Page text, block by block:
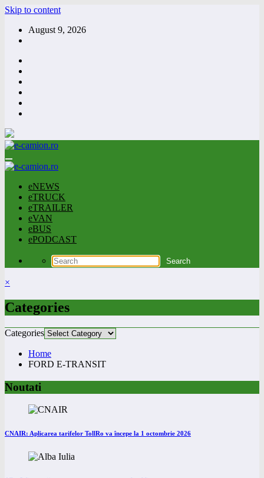
Skip to content
August 9, 2026
eNEWS
eTRUCK
eTRAILER
eVAN
eBUS
ePODCAST
×
Categories
Categories
Home
FORD E-TRANSIT
Noutati
CNAIR: Aplicarea tarifelor TollRo va începe la 1 octombrie 2026